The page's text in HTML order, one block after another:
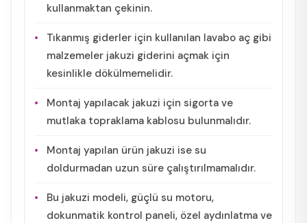
kullanmaktan çekinin.
Tıkanmış giderler için kullanılan lavabo aç gibi
malzemeler jakuzi giderini açmak için
kesinlikle dökülmemelidir.
Montaj yapılacak jakuzi için sigorta ve
mutlaka topraklama kablosu bulunmalıdır.
Montaj yapılan ürün jakuzi ise su
doldurmadan uzun süre çalıştırılmamalıdır.
Bu jakuzi modeli, güçlü su motoru,
dokunmatik kontrol paneli, özel aydınlatma ve